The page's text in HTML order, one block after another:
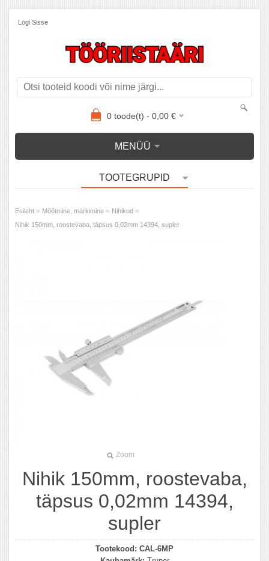
Logi Sisse
0toode(t) - 0,00€
MENÜÜ
TOOTEGRUPID
Esileht » Mõõtmine, märkimine » Nihikud »
Nihik 150mm, roostevaba, täpsus 0,02mm 14394, supler
Zoom
Nihik 150mm, roostevaba,
täpsus 0,02mm 14394,
supler
Tootekood: CAL-6MP